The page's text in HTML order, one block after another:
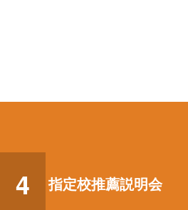
4 指定校推薦説明会